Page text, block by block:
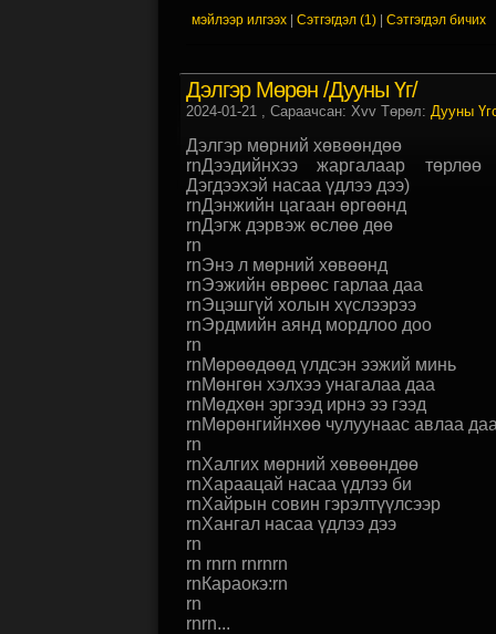
мэйлээр илгээх Сэтгэгдэл (1)| Сэтгэгдэл бичих
Дэлгэр Мөрөн /Дууны Үг/
2024-01-21, Сараачсан: Xvv Төрөл: Дууны
Дэлгэр мөрний хөвөөндөө
rnДээдийнхээ жаргалаар
Дэгдээхэй насаа үдлээ дээ)
rnДэнжийн цагаан өргөөнд
rnДэгж дэрвэж өслөө дөө
rn
rnЭнэ л мөрний хөвөөнд
rnЭэжийн өврөөс гарлаа даа
rnЭцэшгүй холын хүслээрээ
rnЭрдмийн аянд мордлоо доо
rn
rnМөрөөдөөд үлдсэн ээжий минь
rnМөнгөн хэлхээ унагалаа даа
rnМөдхөн эргээд ирнэ ээ гээд
rnМөрөнгийнхөө чулуунаас авлаа
rn
rnХалгих мөрний хөвөөндөө
rnХараацай насаа үдлээ би
rnХайрын совин гэрэлтүүлсээр
rnХангал насаа үдлээ дээ
rn
rn rnrn rnrnrn
rnКараокэ:rn
rn
rnrn...